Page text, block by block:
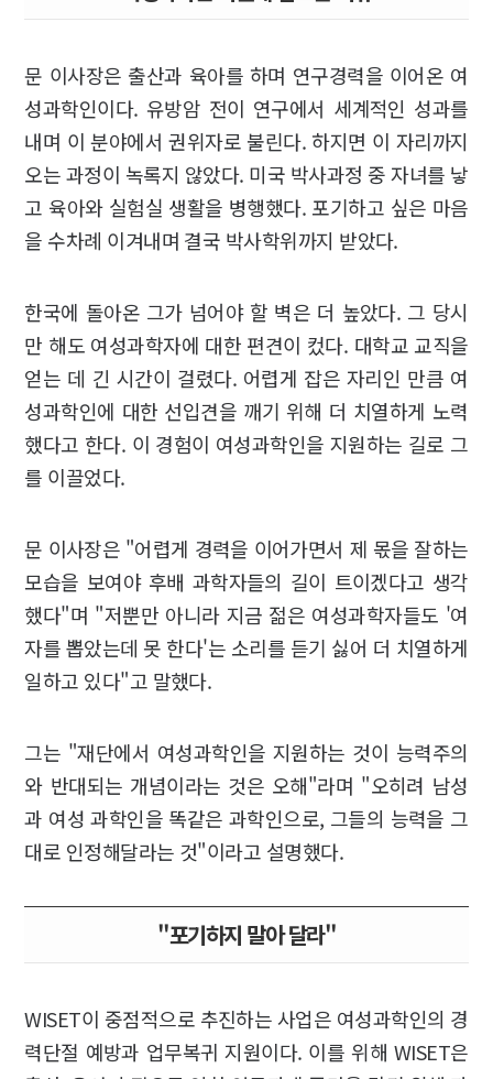
문 이사장은 출산과 육아를 하며 연구경력을 이어온 여
성과학인이다. 유방암 전이 연구에서 세계적인 성과를
내며 이 분야에서 권위자로 불린다. 하지면 이 자리까지
오는 과정이 녹록지 않았다. 미국 박사과정 중 자녀를 낳
고 육아와 실험실 생활을 병행했다. 포기하고 싶은 마음
을 수차례 이겨내며 결국 박사학위까지 받았다.
한국에 돌아온 그가 넘어야 할 벽은 더 높았다. 그 당시
만 해도 여성과학자에 대한 편견이 컸다. 대학교 교직을
얻는 데 긴 시간이 걸렸다. 어렵게 잡은 자리인 만큼 여
성과학인에 대한 선입견을 깨기 위해 더 치열하게 노력
했다고 한다. 이 경험이 여성과학인을 지원하는 길로 그
를 이끌었다.
문 이사장은 "어렵게 경력을 이어가면서 제 몫을 잘하는
모습을 보여야 후배 과학자들의 길이 트이겠다고 생각
했다"며 "저뿐만 아니라 지금 젊은 여성과학자들도 '여
자를 뽑았는데 못 한다'는 소리를 듣기 싫어 더 치열하게
일하고 있다"고 말했다.
그는 "재단에서 여성과학인을 지원하는 것이 능력주의
와 반대되는 개념이라는 것은 오해"라며 "오히려 남성
과 여성 과학인을 똑같은 과학인으로, 그들의 능력을 그
대로 인정해달라는 것"이라고 설명했다.
"포기하지 말아 달라"
WISET이 중점적으로 추진하는 사업은 여성과학인의 경
력단절 예방과 업무복귀 지원이다. 이를 위해 WISET은